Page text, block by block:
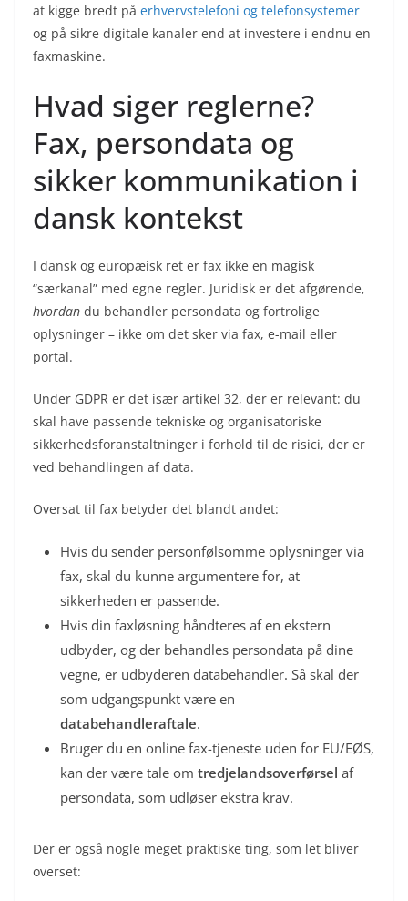
at kigge bredt på erhvervstelefoni og telefonsystemer
og på sikre digitale kanaler end at investere i endnu en
faxmaskine.
Hvad siger reglerne?
Fax, persondata og
sikker kommunikation i
dansk kontekst
I dansk og europæisk ret er fax ikke en magisk
“særkanal” med egne regler. Juridisk er det afgørende,
hvordan du behandler persondata og fortrolige
oplysninger – ikke om det sker via fax, e-mail eller
portal.
Under GDPR er det især artikel 32, der er relevant: du
skal have passende tekniske og organisatoriske
sikkerhedsforanstaltninger i forhold til de risici, der er
ved behandlingen af data.
Oversat til fax betyder det blandt andet:
Hvis du sender personfølsomme oplysninger via
fax, skal du kunne argumentere for, at
sikkerheden er passende.
Hvis din faxløsning håndteres af en ekstern
udbyder, og der behandles persondata på dine
vegne, er udbyderen databehandler. Så skal der
som udgangspunkt være en
databehandleraftale.
Bruger du en online fax-tjeneste uden for EU/EØS,
kan der være tale om tredjelandsoverførsel af
persondata, som udløser ekstra krav.
Der er også nogle meget praktiske ting, som let bliver
overset: